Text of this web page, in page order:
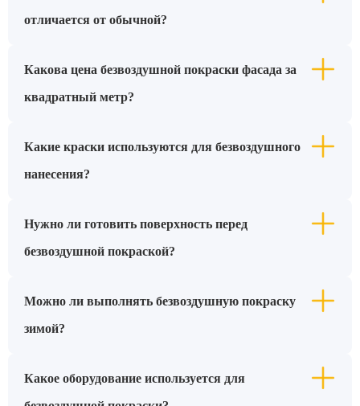
отличается от обычной?
Какова цена безвоздушной покраски фасада за
квадратный метр?
Какие краски используются для безвоздушного
нанесения?
Нужно ли готовить поверхность перед
безвоздушной покраской?
Можно ли выполнять безвоздушную покраску
зимой?
Какое оборудование используется для